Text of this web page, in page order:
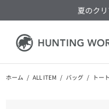
夏のク
ホーム ALL ITEM バッグ トート